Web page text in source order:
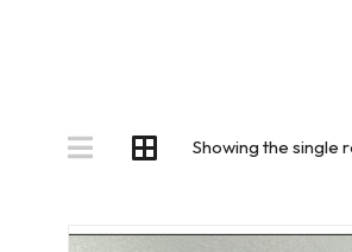
Showing the single